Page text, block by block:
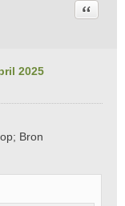
2025
Citeer
Bron